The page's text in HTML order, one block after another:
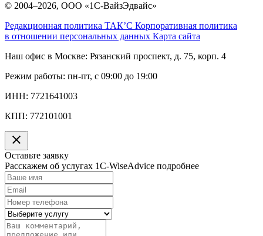
© 2004–2026, ООО «1С-ВайзЭдвайс»
Редакционная политика ТАК’C Корпоративная политика
в отношении персональных данных Карта сайта
Наш офис в Москве: Рязанский проспект, д. 75, корп. 4
Режим работы: пн-пт, с 09:00 до 19:00
ИНН: 7721641003
КПП: 772101001
Оставьте заявку
Расскажем об услугах 1C-WiseAdvice подробнее